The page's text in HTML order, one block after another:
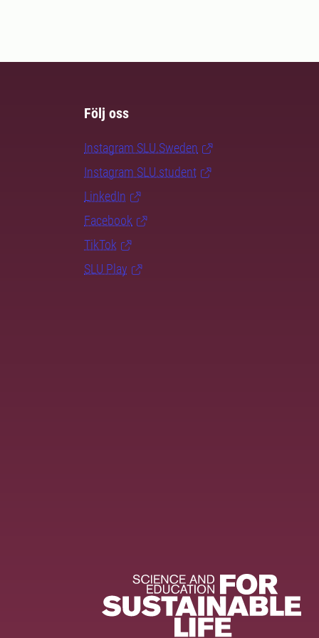
Följ oss
Instagram SLU.Sweden
Instagram SLU.student
LinkedIn
Facebook
TikTok
SLU Play